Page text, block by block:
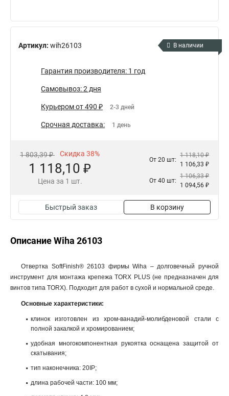
Артикул: wih26103 В наличии
Гарантия производителя: 1 год
Самовывоз: 2 дня
Курьером от 490 ₽ 2-3 дней
Срочная доставка: 1 день
1 803,39 ₽ Скидка 38%
1 118,10 ₽
Цена за 1 шт.
От 20 шт:
1 118,10 ₽
1 106,33 ₽
От 40 шт:
1 106,33 ₽
1 094,56 ₽
Быстрый заказ В корзину
Описание Wiha 26103
Отвертка SoftFinish® 26103 фирмы Wiha – долговечный ручной
инструмент для монтажа крепежа TORX PLUS (не предназначен для
винтов типа TORX). Подходит для работ в сухой и нормальной среде.
Основные характеристики:
клинок изготовлен из хром-ванадий-молибденовой стали с
полной закалкой и хромированием;
удобная многокомпонентная рукоятка оснащена защитой от
скатывания;
тип наконечника: 20IP;
длина рабочей части: 100 мм;